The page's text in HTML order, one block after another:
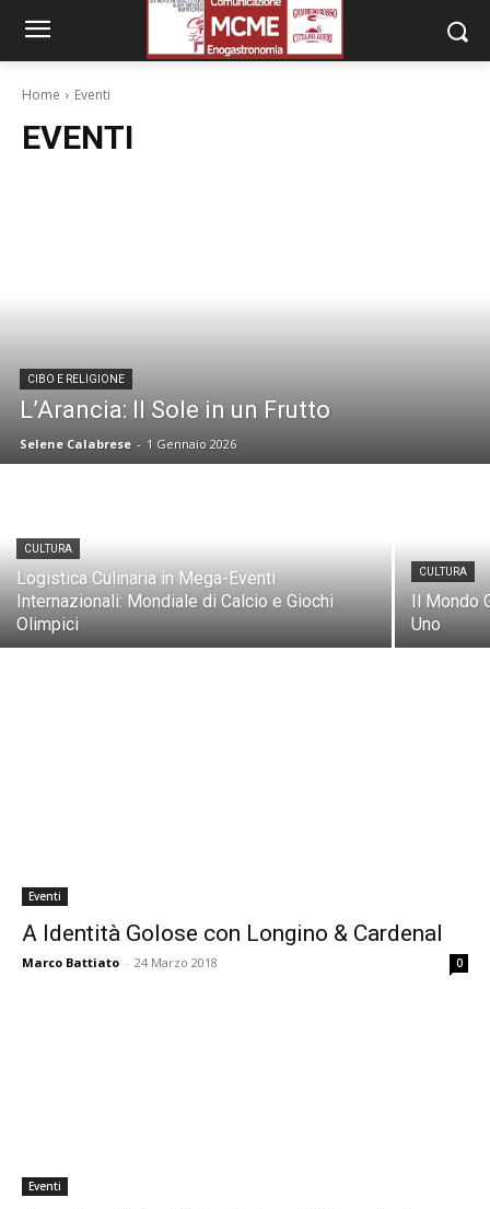
Home Eventi
EVENTI
CIBO E RELIGIONE
L’Arancia: Il Sole in un Frutto
Selene Calabrese - 1 Gennaio 2026
CULTURA
Logistica Culinaria in Mega-Eventi
Internazionali: Mondiale di Calcio e Giochi
Olimpici
CULTURA
Il Mondo
Uno
Eventi
A Identità Golose con Longino & Cardenal
Marco Battiato - 24 Marzo 2018 0
Eventi